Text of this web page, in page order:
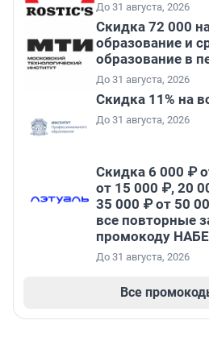
До 31 августа, 2026
Скидка 72 000
образование и
образование в
До 31 августа, 2026
Скидка 11% на
До 31 августа, 2026
Скидка 6 000 ₽
от 15 000 ₽, 20
35 000 ₽ от 50
все повторные
промокоду
До 31 августа, 2026
Все